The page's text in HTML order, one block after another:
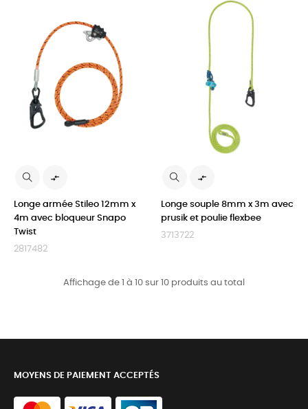

Longe armée Stileo 12mm x
4m avec bloqueur Snapo
Twist
2817482

Longe souple 8mm x 3m avec
prusik et poulie flexbee
3713722
Affichage de 1 à 10 sur 10 produits au total
MOYENS DE PAIEMENT ACCEPTÉS